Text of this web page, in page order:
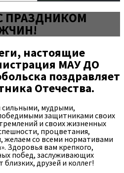
ПРАЗДНИКОМ
настоящие
МАУ ДО
поздравляет
Отечества.
сильными, мудрыми,
защитниками своих
и своих жизненных
процветания,
желаем со всеми нормативами
Здоровья вам крепкого,
побед, заслуживающих
друзей и коллег!